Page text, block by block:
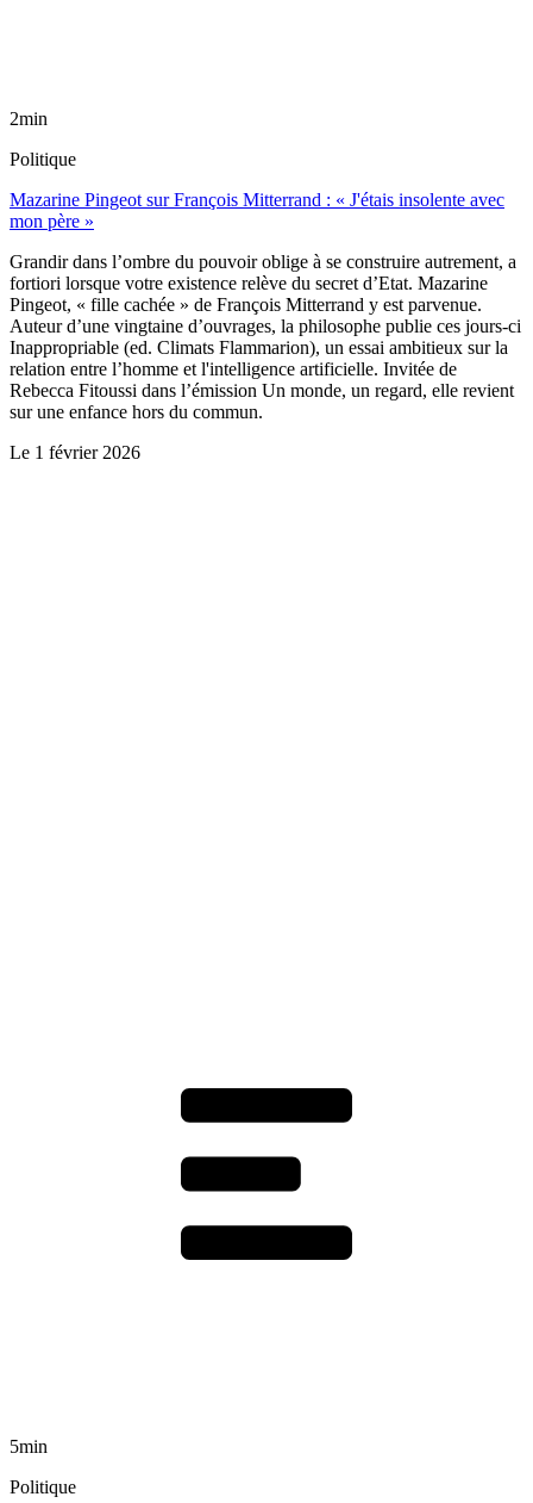
2min
Politique
Mazarine Pingeot sur François Mitterrand : « J'étais insolente avec
mon père »
Grandir dans l’ombre du pouvoir oblige à se construire autrement, a
fortiori lorsque votre existence relève du secret d’Etat. Mazarine
Pingeot, « fille cachée » de François Mitterrand y est parvenue.
Auteur d’une vingtaine d’ouvrages, la philosophe publie ces jours-ci
Inappropriable (ed. Climats Flammarion), un essai ambitieux sur la
relation entre l’homme et l'intelligence artificielle. Invitée de
Rebecca Fitoussi dans l’émission Un monde, un regard, elle revient
sur une enfance hors du commun.
Le 1 février 2026
5min
Politique